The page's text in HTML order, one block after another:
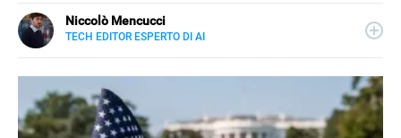
Niccolò Mencucci
TECH EDITOR ESPERTO DI AI
LINKEDIN
novità dell'IA.